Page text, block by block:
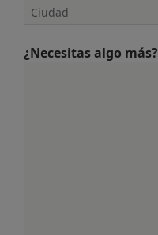
¿Necesitas algo más?